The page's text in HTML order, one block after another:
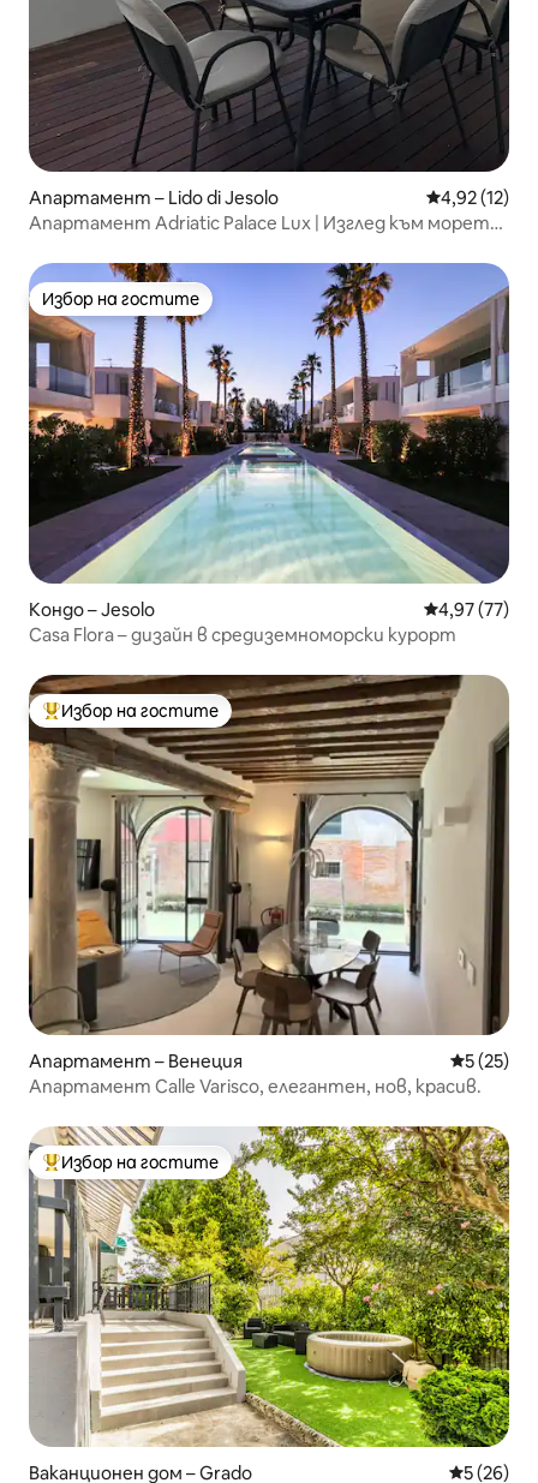
Апартамент – Lido di Jesolo Средна
4,92 (12)
Апартамент Adriatic Palace Lux | Изглед към морето |
Избор на гостите
Избор на гостите
Кондо – Jesolo Средна
4,97 (77)
Casa Flora – дизайн в средиземноморски курорт
Най-популярен избор на гостите
Избор на гостите
Апартамент – Венеция Средна
5 (25)
Апартамент Calle Varisco, елегантен, нов, красив.
Най-популярен избор на гостите
Избор на гостите
Ваканционен дом – Grado Средна
5 (26)